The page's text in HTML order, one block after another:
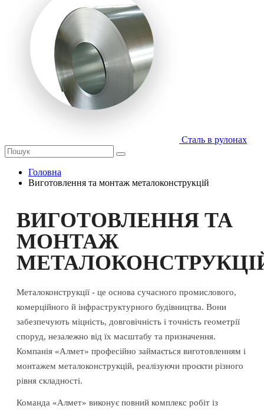
Сталь в рулонах
Головна
Виготовлення та монтаж металоконструкцій
ВИГОТОВЛЕННЯ ТА
МОНТАЖ
Металоконструкції - це основа сучасного промислового,
комерційного й інфраструктурного будівництва. Вони
забезпечують міцність, довговічність і точність геометрії
споруд, незалежно від їх масштабу та призначення.
Компанія «Алмет» професійно займається виготовленням і
монтажем металоконструкцій, реалізуючи проєкти різного
рівня складності.
Команда «Алмет» виконує повний комплекс робіт із